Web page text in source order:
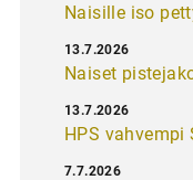
Naisille iso
Naiset
13.7.2026
HPS vahvempi
13.7.2026
7.7.2026